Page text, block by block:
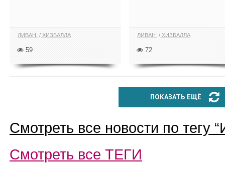
ЛИВАН ХИЗБАЛЛА
59
ЛИВАН ХИЗБАЛЛА
72
ПОКАЗАТЬ ЕЩЁ
Смотреть все новости по тегу “
Смотреть все ТЕГИ